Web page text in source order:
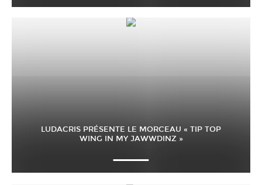
LUDACRIS PRÉSENTE LE MORCEAU « TIP TOP
WING IN MY JAWWDINZ »